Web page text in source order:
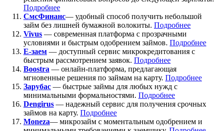
Подробнее
СмсФинанс— удобный способ получить небольшой
займ без лишней бумажной волокиты. Подробнее
Vivus — современная платформа с прозрачными
условиями и быстрым одобрением займов. Подробнее
Е-заем — доступный сервис микрокредитования с
быстрым рассмотрением заявок. Подробнее
Boostra — онлайн-платформа, предлагающая
мгновенные решения по займам на карту. Подробнее
Зарубас — быстрые займы для любых нужд с
минимальными формальностями. Подробнее
Dengirus — надежный сервис для получения срочных
займов на карту. Подробнее
Moneza— микрозайм с моментальным одобрением и